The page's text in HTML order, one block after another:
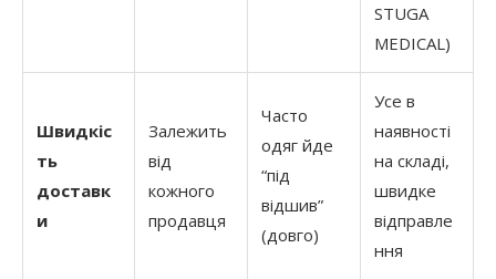
STUGA
MEDICAL)
Швидкіс
ть
доставк
и
Залежить
від
кожного
продавця
Часто
одяг йде
“під
відшив”
(довго)
Усе в
наявності
на складі,
швидке
відправле
ння